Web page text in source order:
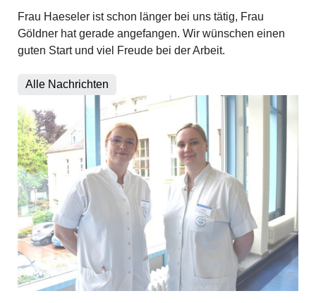
Frau Haeseler ist schon länger bei uns tätig, Frau
Göldner hat gerade angefangen. Wir wünschen einen
guten Start und viel Freude bei der Arbeit.
Alle Nachrichten